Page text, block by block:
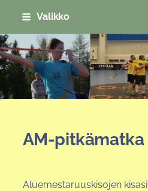
Siirry
sivun
sisältöön
Valikko
AM-pitkämatka
Aluemestaruuskisojen